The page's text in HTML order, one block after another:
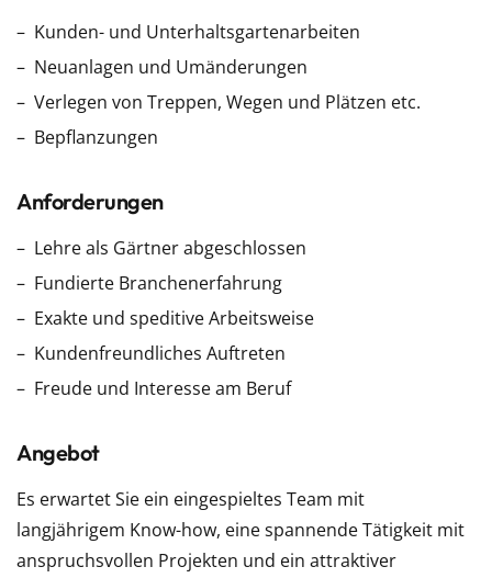
Kunden- und Unterhaltsgartenarbeiten
Neuanlagen und Umänderungen
Verlegen von Treppen, Wegen und Plätzen etc.
Bepflanzungen
Anforderungen
Lehre als Gärtner abgeschlossen
Fundierte Branchenerfahrung
Exakte und speditive Arbeitsweise
Kundenfreundliches Auftreten
Freude und Interesse am Beruf
Angebot
Es erwartet Sie ein eingespieltes Team mit
langjährigem Know-how, eine spannende Tätigkeit mit
anspruchsvollen Projekten und ein attraktiver